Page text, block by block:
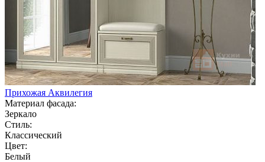
Прихожая Аквилегия
Материал фасада:
Зеркало
Стиль:
Классический
Цвет:
Белый